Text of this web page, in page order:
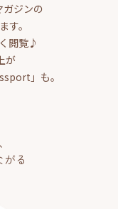
ジンの
す。
閲覧♪
が
」も。
る